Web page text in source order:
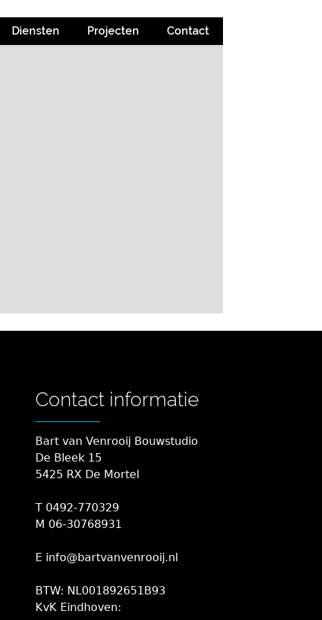
Diensten Projecten Contact
Contact informatie
Bart van Venrooij Bouwstudio
De Bleek 15
5425 RX De Mortel
T 0492-770329
M 06-30768931
E info@bartvanvenrooij.nl
BTW: NL001892651B93
KvK Eindhoven: